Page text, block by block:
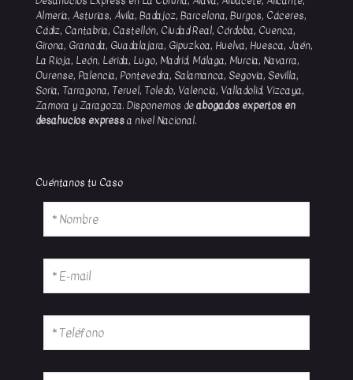
Almería, Asturias, Ávila, Badajoz, Barcelona, Burgos, Cáceres,
Cádiz, Cantabria, Castellón, Ciudad Real, Córdoba, Cuenca,
Girona, Granada, Guadalajara, Gipuzkoa, Huelva, Huesca, Jaén,
La Rioja, León, Lérida, Lugo, Madrid, Málaga, Murcia, Navarra,
Ourense, Palencia, Pontevedra, Salamanca, Segovia, Sevilla,
Soria, Tarragona, Teruel, Toledo, Valencia, Valladolid, Vizcaya,
Zamora y Zaragoza. Disponemos deabogados expertos en
desahucios expressa nivel Nacional.
Cuéntanos tu Caso